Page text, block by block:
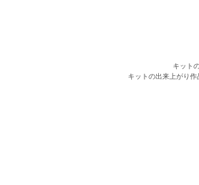
キット
キットの出来上がり